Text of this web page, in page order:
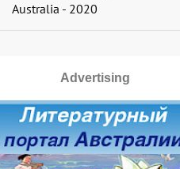
Australia - 2020
Advertising